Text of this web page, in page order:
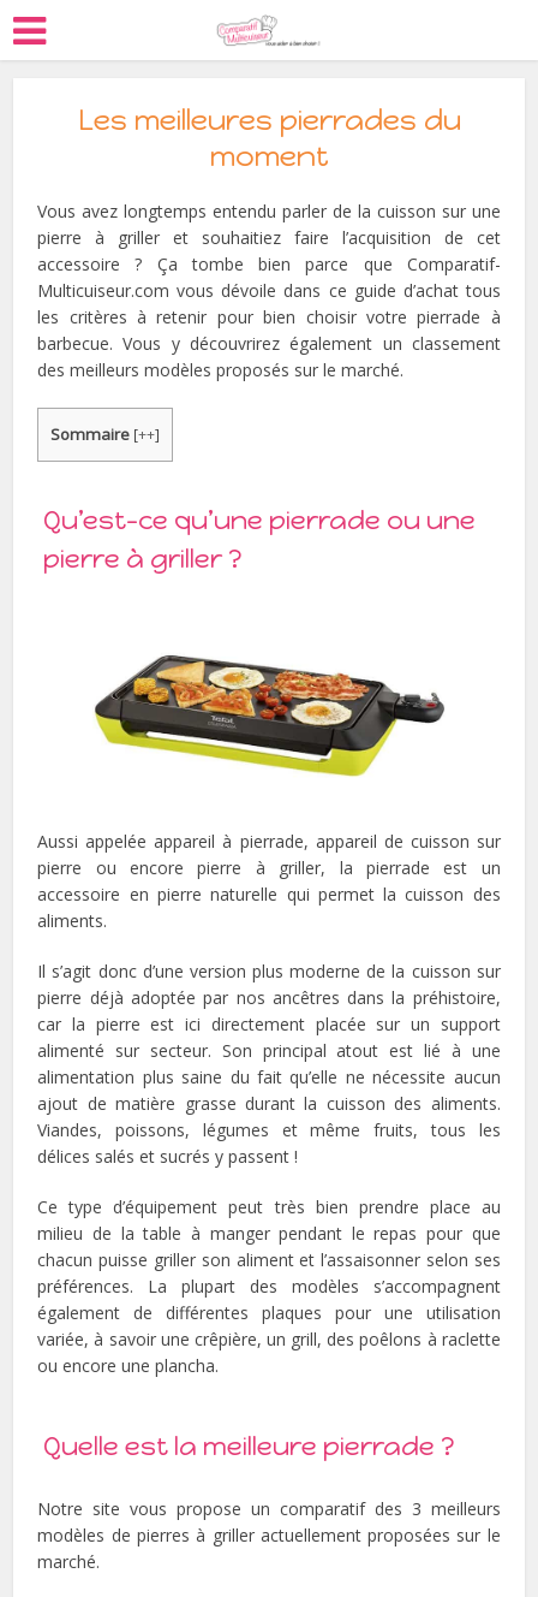
Les meilleures pierrades du
moment
Vous avez longtemps entendu parler de la cuisson sur une
pierre à griller et souhaitiez faire l’acquisition de cet
accessoire ? Ça tombe bien parce que Comparatif-
Multicuiseur.com vous dévoile dans ce guide d’achat tous
les critères à retenir pour bien choisir votre pierrade à
barbecue. Vous y découvrirez également un classement
des meilleurs modèles proposés sur le marché.
Sommaire [++]
Qu’est-ce qu’une pierrade ou une
pierre à griller ?
Aussi appelée appareil à pierrade, appareil de cuisson sur
pierre ou encore pierre à griller, la pierrade est un
accessoire en pierre naturelle qui permet la cuisson des
aliments.
Il s’agit donc d’une version plus moderne de la cuisson sur
pierre déjà adoptée par nos ancêtres dans la préhistoire,
car la pierre est ici directement placée sur un support
alimenté sur secteur. Son principal atout est lié à une
alimentation plus saine du fait qu’elle ne nécessite aucun
ajout de matière grasse durant la cuisson des aliments.
Viandes, poissons, légumes et même fruits, tous les
délices salés et sucrés y passent !
Ce type d’équipement peut très bien prendre place au
milieu de la table à manger pendant le repas pour que
chacun puisse griller son aliment et l’assaisonner selon ses
préférences. La plupart des modèles s’accompagnent
également de différentes plaques pour une utilisation
variée, à savoir une crêpière, un grill, des poêlons à raclette
ou encore une plancha.
Quelle est la meilleure pierrade ?
Notre site vous propose un comparatif des 3 meilleurs
modèles de pierres à griller actuellement proposées sur le
marché.